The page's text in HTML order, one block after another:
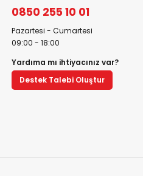
0850 255 10 01
Pazartesi - Cumartesi
09:00 - 18:00
Yardıma mı ihtiyacınız var?
Destek Talebi Oluştur